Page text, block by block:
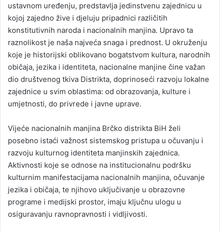
ustavnom uređenju, predstavlja jedinstvenu zajednicu u
kojoj zajedno žive i djeluju pripadnici različitih
konstitutivnih naroda i nacionalnih manjina. Upravo ta
raznolikost je naša najveća snaga i prednost. U okruženju
koje je historijski oblikovano bogatstvom kultura, narodnih
običaja, jezika i identiteta, nacionalne manjine čine važan
dio društvenog tkiva Distrikta, doprinoseći razvoju lokalne
zajednice u svim oblastima: od obrazovanja, kulture i
umjetnosti, do privrede i javne uprave.
Vijeće nacionalnih manjina Brčko distrikta BiH želi
posebno istaći važnost sistemskog pristupa u očuvanju i
razvoju kulturnog identiteta manjinskih zajednica.
Aktivnosti koje se odnose na institucionalnu podršku
kulturnim manifestacijama nacionalnih manjina, očuvanje
jezika i običaja, te njihovo uključivanje u obrazovne
programe i medijski prostor, imaju ključnu ulogu u
osiguravanju ravnopravnosti i vidljivosti.